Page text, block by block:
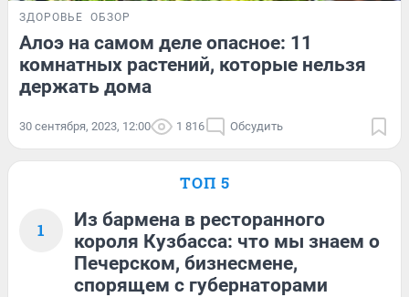
ЗДОРОВЬЕ ОБЗОР
Алоэ на самом деле опасное: 11
комнатных растений, которые нельзя
держать дома
30 сентября, 2023, 12:00 1 816 Обсудить
ТОП 5
1
Из бармена в ресторанного
короля Кузбасса: что мы знаем о
Печерском, бизнесмене,
спорящем с губернаторами